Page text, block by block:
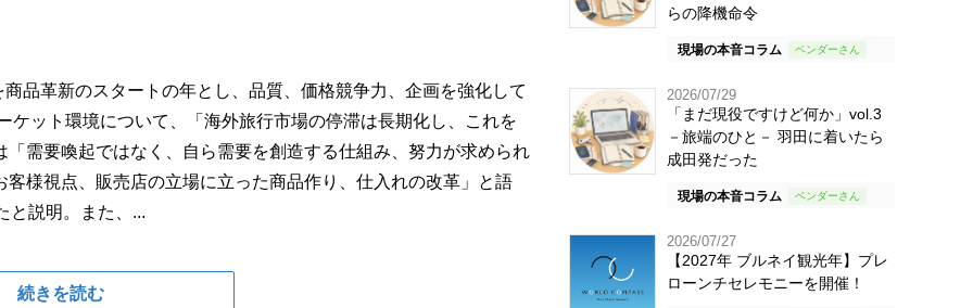
品革新のスタートの年とし、品質、価格競争力、企画を強化して
ット環境について、「海外旅行市場の停滞は長期化し、これを
需要喚起ではなく、自ら需要を創造する仕組み、努力が求められ
様視点、販売店の立場に立った商品作り、仕入れの改革」と語
と説明。また、...
続きを読む
らの降機命令
現場の本音コラム
2026/07/29
「まだ現役ですけど何か」vol.3
－旅端のひと－ 羽田に着いたら
成田発だった
現場の本音コラム
2026/07/27
【2027年 ブルネイ観光年】プレ
ローンチセレモニーを開催！